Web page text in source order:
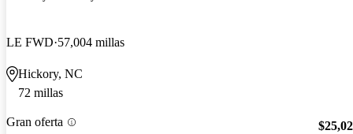
LE FWD 57,004 millas
Hickory, NC
72 millas
Gran oferta